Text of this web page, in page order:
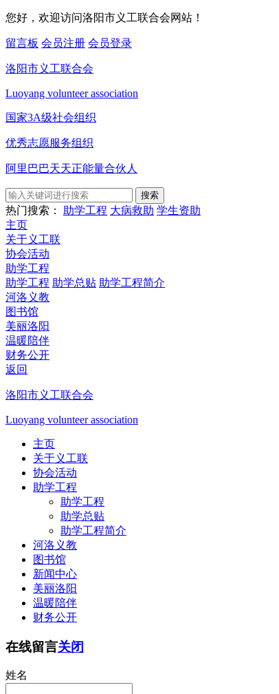
您好，欢迎访问洛阳市义工联合会网站！
留言板 会员注册 会员登录
洛阳市义工联合会
Luoyang volunteer association
国家3A级社会组织
优秀志愿服务组织
阿里巴巴天天正能量合伙人
搜索
热门搜索： 助学工程 大病救助 学生资助
主页
关于义工联
协会活动
助学工程
助学工程 助学总贴 助学工程简介
河洛义教
图书馆
美丽洛阳
温暖陪伴
财务公开
返回
洛阳市义工联合会
Luoyang volunteer association
主页
关于义工联
协会活动
助学工程
助学工程
助学总贴
助学工程简介
河洛义教
图书馆
新闻中心
美丽洛阳
温暖陪伴
财务公开
在线留言关闭
姓名